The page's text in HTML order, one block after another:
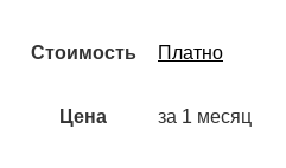
Стоимость Платно
Цена за 1 месяц